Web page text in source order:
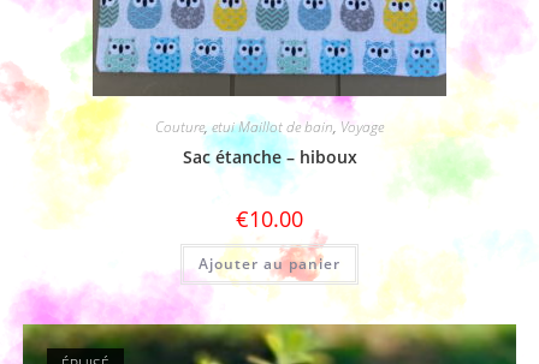
Couture, etui Maillot de bain, Voyage
Sac étanche – hiboux
€10.00
Ajouter au panier